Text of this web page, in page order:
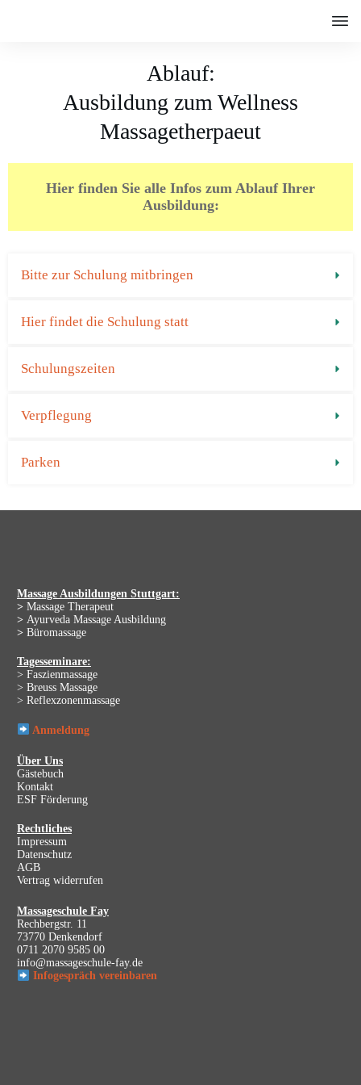
Ablauf:
Ausbildung zum Wellness
Massagetherpaeut
Hier finden Sie alle Infos zum Ablauf Ihrer
Ausbildung:
Bitte zur Schulung mitbringen
Hier findet die Schulung statt
Schulungszeiten
Verpflegung
Parken
Massage Ausbildungen Stuttgart:
> Massage Therapeut
> Ayurveda Massage Ausbildung
> Büromassage
Tagesseminare:
> Faszienmassage
> Breuss Massage
> Reflexzonenmassage
Anmeldung
Über Uns
Gästebuch
Kontakt
ESF Förderung
Rechtliches
Impressum
Datenschutz
AGB
Vertrag widerrufen
Massageschule Fay
Rechbergstr. 11
73770 Denkendorf
0711 2070 9585 00
info@massageschule-fay.de
Infogespräch vereinbaren